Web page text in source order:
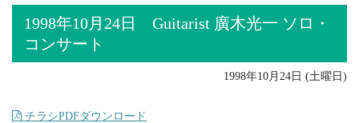
1998年10月24日 Guitarist 廣木光一 ソロ・
コンサート
1998年10月24日 (土曜日)
チラシPDFダウンロード